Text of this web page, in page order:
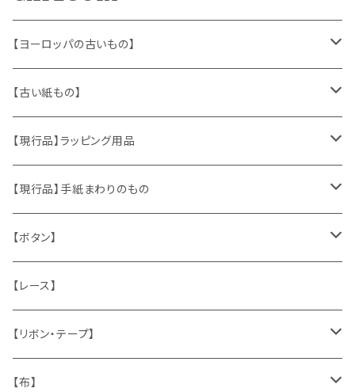
【ヨーロッパの古いもの】
ヴィンテージアクセサリー
おもちゃ、ぬいぐるみ
くま、テディベア
うさぎ
ヴィンテージファブリック
ハンドメイド製品
お部屋に飾るもの
メタル製品
缶、箱
陶磁器
【古い紙もの】
切手、FDC
ポストカード、カレンダー
マッチラベル、食品ラベル
蔵書票、荷札、ビュバー、伝票
シール、ステッカー、クロモス
袋、箱、ナプキン、コースター
【現行品】ラッピング用品
伝票、タグ、シール
袋、ラッピングペーパー
ひも、テープ
【現行品】手紙まわりのもの
封筒、ポストカード
切手
スタンプ
文房具
【ボタン】
木
貝
メタル
【レース】
【リボン・テープ】
チロルテープ・イニシャルテープ
【布】